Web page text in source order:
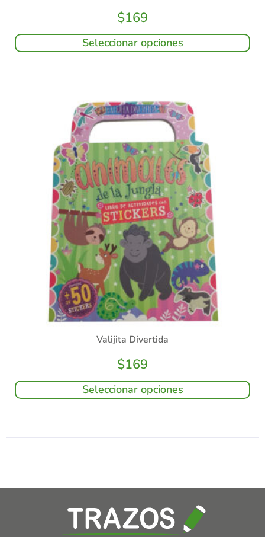
$169
Seleccionar opciones
Valijita Divertida
$169
Seleccionar opciones